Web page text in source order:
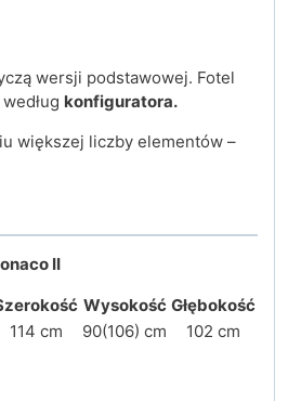
wersji podstawowej. Fotel
konfiguratora.
większej liczby elementów –
II
Wysokość Głębokość
114 cm 90(106) cm 102 cm